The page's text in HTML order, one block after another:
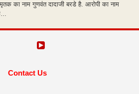
का नाम गुणवंत दादाजी बरडे है. आरोपी का नाम
Contact Us